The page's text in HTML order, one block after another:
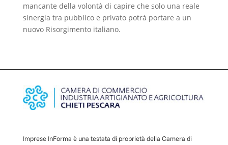
mancante della volontà di capire che solo una reale
sinergia tra pubblico e privato potrà portare a un
nuovo Risorgimento italiano.
Imprese InForma è una testata di proprietà della Camera di